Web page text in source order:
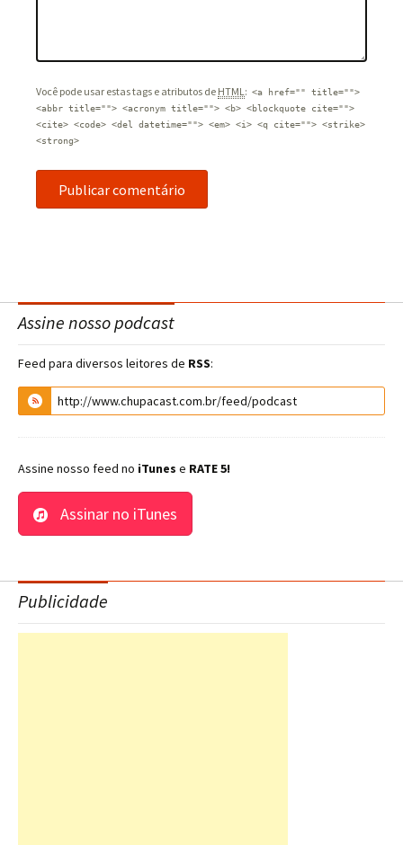
Você pode usar estas tags e atributos de HTML: <a href="" title="">
<abbr title=""> <acronym title=""> <b> <blockquote cite="">
<cite> <code> <del datetime=""> <em> <i> <q cite=""> <strike>
<strong>
Assine nosso podcast
Feed para diversos leitores de RSS:
Assine nosso feed no iTunes e RATE 5!
Assinar no iTunes
Publicidade